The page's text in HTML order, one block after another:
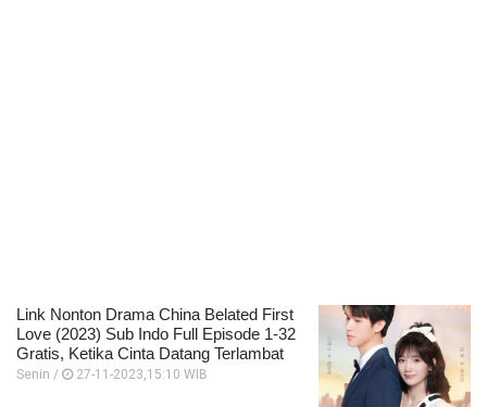
Link Nonton Drama China Belated First
Love (2023) Sub Indo Full Episode 1-32
Gratis, Ketika Cinta Datang Terlambat
Senin / 27-11-2023,15:10 WIB